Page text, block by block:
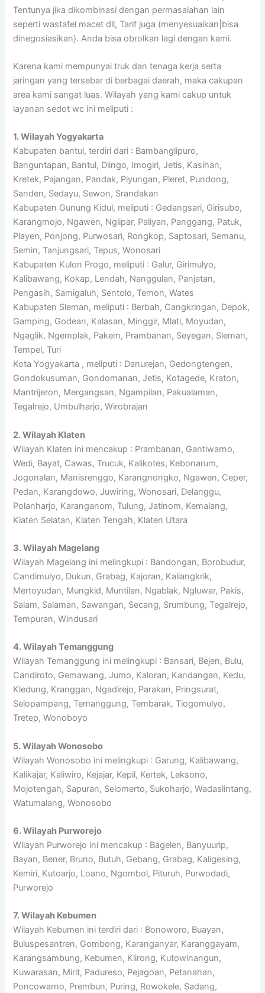
Tentunya jika dikombinasi dengan permasalahan lain
seperti wastafel macet dll, Tarif juga (menyesuaikan|bisa
dinegosiasikan}. Anda bisa obrolkan lagi dengan kami.
Karena kami mempunyai truk dan tenaga kerja serta
jaringan yang tersebar di berbagai daerah, maka cakupan
area kami sangat luas. Wilayah yang kami cakup untuk
layanan sedot wc ini meliputi :
1. Wilayah Yogyakarta
Kabupaten bantul, terdiri dari : Bambanglipuro,
Banguntapan, Bantul, Dlingo, Imogiri, Jetis, Kasihan,
Kretek, Pajangan, Pandak, Piyungan, Pleret, Pundong,
Sanden, Sedayu, Sewon, Srandakan
Kabupaten Gunung Kidul, meliputi : Gedangsari, Girisubo,
Karangmojo, Ngawen, Nglipar, Paliyan, Panggang, Patuk,
Playen, Ponjong, Purwosari, Rongkop, Saptosari, Semanu,
Semin, Tanjungsari, Tepus, Wonosari
Kabupaten Kulon Progo, meliputi : Galur, Girimulyo,
Kalibawang, Kokap, Lendah, Nanggulan, Panjatan,
Pengasih, Samigaluh, Sentolo, Temon, Wates
Kabupaten Sleman, meliputi : Berbah, Cangkringan, Depok,
Gamping, Godean, Kalasan, Minggir, Mlati, Moyudan,
Ngaglik, Ngemplak, Pakem, Prambanan, Seyegan, Sleman,
Tempel, Turi
Kota Yogyakarta , meliputi : Danurejan, Gedongtengen,
Gondokusuman, Gondomanan, Jetis, Kotagede, Kraton,
Mantrijeron, Mergangsan, Ngampilan, Pakualaman,
Tegalrejo, Umbulharjo, Wirobrajan
2. Wilayah Klaten
Wilayah Klaten ini mencakup : Prambanan, Gantiwarno,
Wedi, Bayat, Cawas, Trucuk, Kalikotes, Kebonarum,
Jogonalan, Manisrenggo, Karangnongko, Ngawen, Ceper,
Pedan, Karangdowo, Juwiring, Wonosari, Delanggu,
Polanharjo, Karanganom, Tulung, Jatinom, Kemalang,
Klaten Selatan, Klaten Tengah, Klaten Utara
3. Wilayah Magelang
Wilayah Magelang ini melingkupi : Bandongan, Borobudur,
Candimulyo, Dukun, Grabag, Kajoran, Kaliangkrik,
Mertoyudan, Mungkid, Muntilan, Ngablak, Ngluwar, Pakis,
Salam, Salaman, Sawangan, Secang, Srumbung, Tegalrejo,
Tempuran, Windusari
4. Wilayah Temanggung
Wilayah Temanggung ini melingkupi : Bansari, Bejen, Bulu,
Candiroto, Gemawang, Jumo, Kaloran, Kandangan, Kedu,
Kledung, Kranggan, Ngadirejo, Parakan, Pringsurat,
Selopampang, Temanggung, Tembarak, Tlogomulyo,
Tretep, Wonoboyo
5. Wilayah Wonosobo
Wilayah Wonosobo ini melingkupi : Garung, Kalibawang,
Kalikajar, Kaliwiro, Kejajar, Kepil, Kertek, Leksono,
Mojotengah, Sapuran, Selomerto, Sukoharjo, Wadaslintang,
Watumalang, Wonosobo
6. Wilayah Purworejo
Wilayah Purworejo ini mencakup : Bagelen, Banyuurip,
Bayan, Bener, Bruno, Butuh, Gebang, Grabag, Kaligesing,
Kemiri, Kutoarjo, Loano, Ngombol, Pituruh, Purwodadi,
Purworejo
7. Wilayah Kebumen
Wilayah Kebumen ini terdiri dari : Bonoworo, Buayan,
Buluspesantren, Gombong, Karanganyar, Karanggayam,
Karangsambung, Kebumen, Klirong, Kutowinangun,
Kuwarasan, Mirit, Padureso, Pejagoan, Petanahan,
Poncowarno, Prembun, Puring, Rowokele, Sadang,